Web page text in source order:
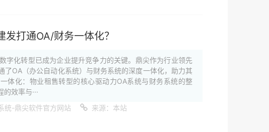
打通OA/财务一体化？
字化转型已成为企业提升竞争力的关键。鼎尖作为行业领先
OA（办公自动化系统）与财务系统的深度一体化，助力其
体化：物业租售转型的核心驱动力OA系统与财务系统的整
效率与···
统-鼎尖软件官方网站
来源：本站